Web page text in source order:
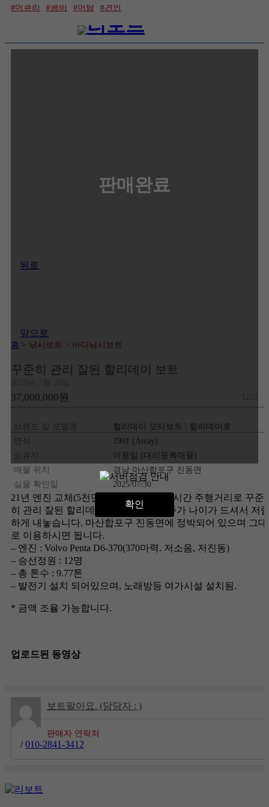
확인
콘텐츠로 바로가기
#머큐리 #콤비 #어탐 #견인
판매완료
뒤로
앞으로
홈 > 낚시보트 > 바다낚시보트
꾸준히 관리 잘된 할리데이 보트
37,000,000원
브랜드 및 모델명
할리데이 모터보트 | 할리데이호
연식
1991 (Array)
소유자
이용일 (대리등록매물)
매물 위치
경남 마산합포구 진동면
실물 확인일
2025/07/30
21년 엔진 교체(5천만원 비용지불), 237시간 주행거리로 꾸준
히 관리 잘된 할리데이 보트입니다.선주가 나이가 드셔서 저
하게 내놓습니다. 마산합포구 진동면에 정박되어 있으며 그대
로 이용하시면 됩니다.
– 엔진 : Volvo Penta D6-370(370마력. 저소음, 저진동)
– 승선정원 : 12명
– 총 톤수 : 9.77톤
– 발전기 설치 되어있으며, 노래방등 여가시설 설치됨.
* 금액 조율 가능합니다.
업로드된 동영상
보트팔아요. (담당자 : )
판매자 연락처
/010-2841-3412